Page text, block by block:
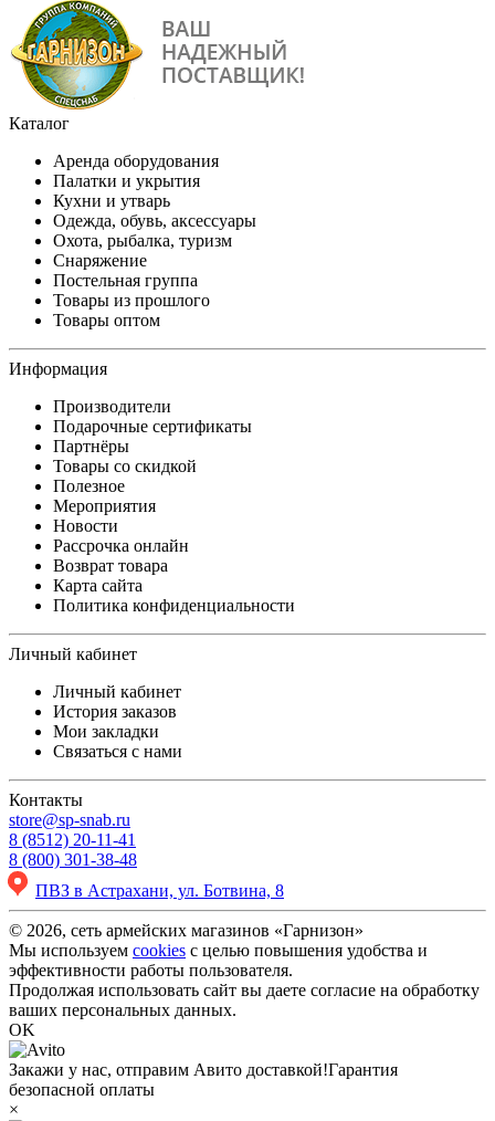
Каталог
Аренда оборудования
Палатки и укрытия
Кухни и утварь
Одежда, обувь, аксессуары
Охота, рыбалка, туризм
Снаряжение
Постельная группа
Товары из прошлого
Товары оптом
Информация
Производители
Подарочные сертификаты
Партнёры
Товары со скидкой
Полезное
Мероприятия
Новости
Рассрочка онлайн
Возврат товара
Карта сайта
Политика конфиденциальности
Личный кабинет
Личный кабинет
История заказов
Мои закладки
Связаться с нами
Контакты
store@sp-snab.ru
8 (8512) 20-11-41
8 (800) 301-38-48
ПВЗ в Астрахани, ул. Ботвина, 8
© 2026, сеть армейских магазинов «Гарнизон»
Мы используем cookies с целью повышения удобства и
эффективности работы пользователя.
Продолжая использовать сайт вы даете согласие на обработку
ваших персональных данных.
OK
Закажи у нас, отправим Авито доставкой!Гарантия
безопасной оплаты
×